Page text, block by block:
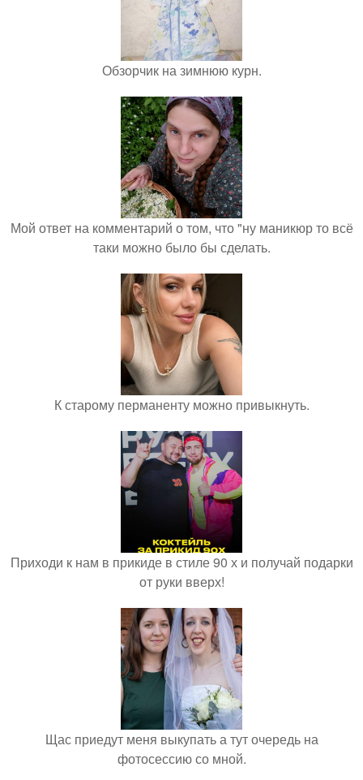
Обзорчик на зимнюю курн.
Мой ответ на комментарий о том, что "ну маникюр то всё
таки можно было бы сделать.
К старому перманенту можно привыкнуть.
Приходи к нам в прикиде в стиле 90 х и получай подарки
от руки вверх!
Щас приедут меня выкупать а тут очередь на
фотосессию со мной.